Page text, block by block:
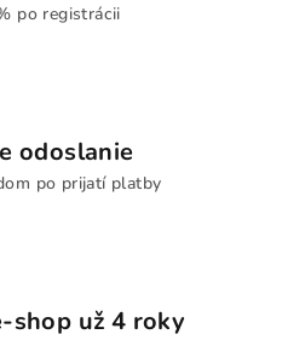
po registrácii
odoslanie
po prijatí platby
shop už 4 roky